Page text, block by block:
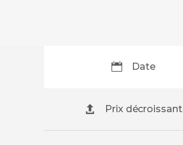
Date
Prix décroissant